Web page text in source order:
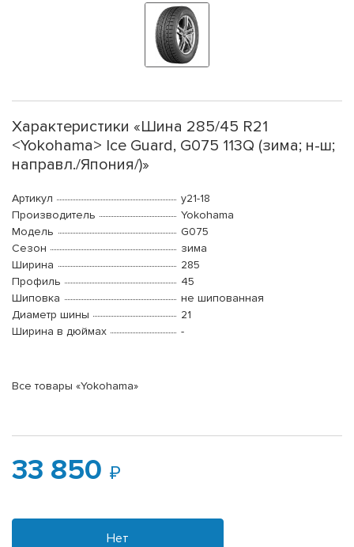
Характеристики «Шина 285/45 R21
<Yokohama> Ice Guard, G075 113Q (зима; н-ш;
направл./Япония/)»
Артикул
y21-18
Производитель
Yokohama
Модель
G075
Сезон
зима
Ширина
285
Профиль
45
Шиповка
не шипованная
Диаметр шины
21
Ширина в дюймах
-
Все товары «Yokohama»
33 850
Нет